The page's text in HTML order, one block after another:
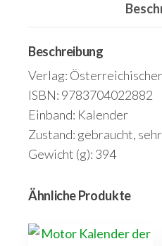
Beschreibung
Verlag:
ISBN: 9783704022882
Einband: Kalender
Zustand: gebraucht,
Gewicht (g): 394
Ähnliche Produkte